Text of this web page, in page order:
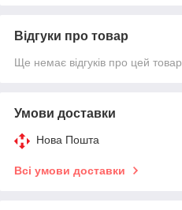
Відгуки про товар
Ще немає відгуків про цей товар
Умови доставки
Нова Пошта
Всі умови доставки